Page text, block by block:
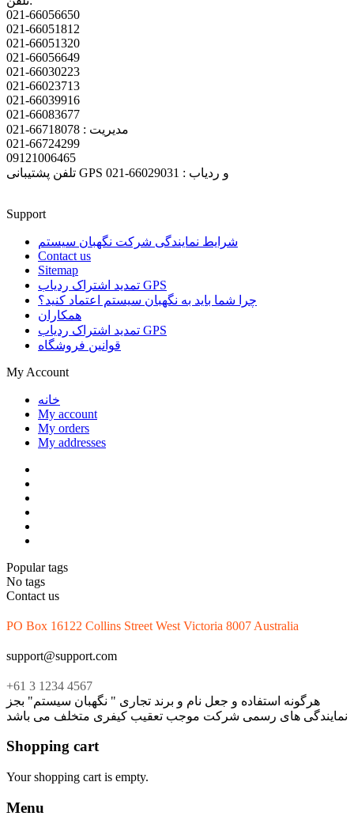
021-66056650
021-66051812
021-66051320
021-66056649
021-66030223
021-66023713
021-66039916
021-66083677
مدیریت : 66718078-021
021-66724299
09121006465
تلفن پشتیبانی GPS و ردیاب : 66029031-021
Support
شرایط نمایندگی شرکت نگهبان سیستم
Contact us
Sitemap
تمدید اشتراک ردیاب GPS
چرا شما باید به نگهبان سیستم اعتماد کنید؟
همکاران
تمدید اشتراک ردیاب GPS
قوانین فروشگاه
My Account
خانه
My account
My orders
My addresses
Popular tags
No tags
Contact us
PO Box 16122 Collins Street West Victoria 8007 Australia
support@support.com
+61 3 1234 4567
هرگونه استفاده و جعل نام و برند تجاری " نگهبان سیستم" بجز
نمایندگی های رسمی شرکت موجب تعقیب کیفری متخلف می باشد
Shopping cart
Your shopping cart is empty.
Menu